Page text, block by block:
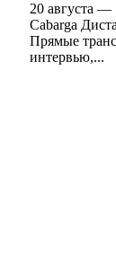
20 августа
Cabarga
Прямые
интервью,...